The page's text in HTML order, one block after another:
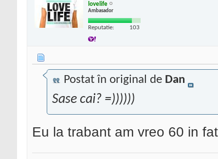
lovelife
Ambasador
Reputatie: 103
Postat în original de Dan
Sase cai? =))))))
Eu la trabant am vreo 60 in